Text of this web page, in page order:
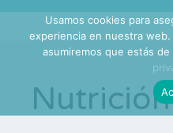
Usamos cookies para
experiencia en nuestra
asumiremos que estás